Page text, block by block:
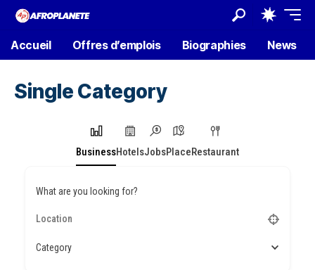
Accueil Offres d’emplois Biographies News
Single Category
BusinessHotelsJobsPlaceRestaurant
What are you looking for?
Category